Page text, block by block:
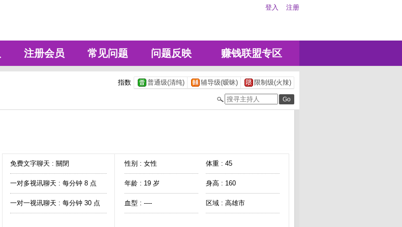
登入 注册
注册会员 常见问题 问题反映 赚钱联盟专区
指数 普通级(清纯) 辅导级(暧昧) 限制级(火辣)
免费文字聊天 : 關閉
一对多视讯聊天 : 每分钟 8 点
一对一视讯聊天 : 每分钟 30 点
性别 : 女性 体重 : 45
年龄 : 19 岁 身高 : 160
血型 : ---- 区域 : 高雄市